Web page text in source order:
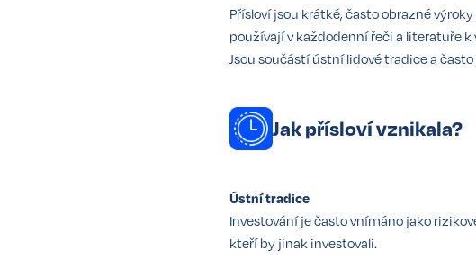
Přísloví jsou krátké, často obrazné
používají v každodenní řeči a literatuře
Jsou součástí ústní lidové tradice a
Jak přísloví vznikala?
Ústní tradice
Investování je často vnímáno jako
kteří by jinak investovali.